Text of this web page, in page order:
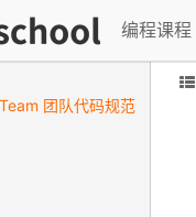
编程课程
团队代码规范